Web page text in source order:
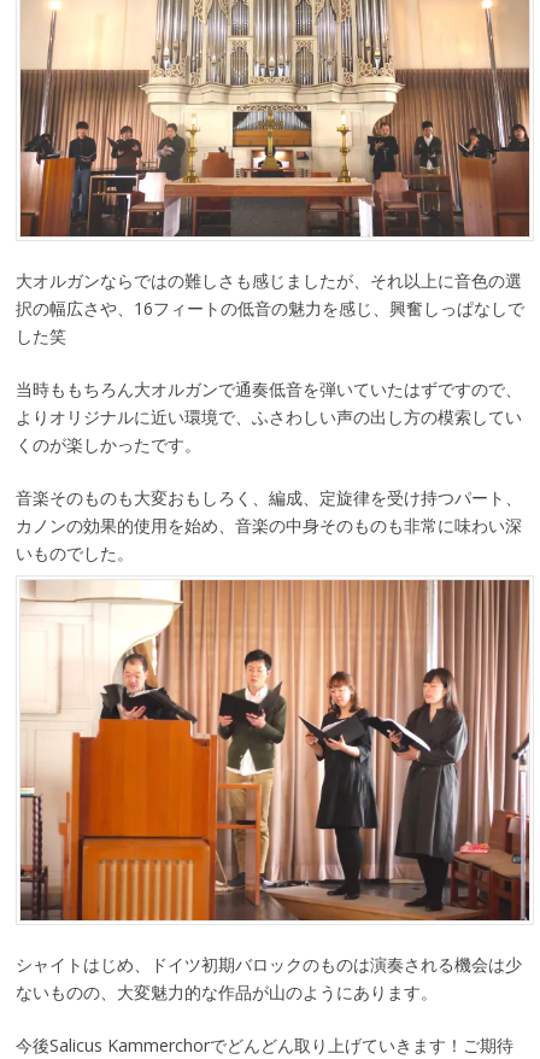
大オルガンならではの難しさも感じましたが、それ以上に音色の選
択の幅広さや、16フィートの低音の魅力を感じ、興奮しっぱなしで
した笑
当時ももちろん大オルガンで通奏低音を弾いていたはずですので、
よりオリジナルに近い環境で、ふさわしい声の出し方の模索してい
くのが楽しかったです。
音楽そのものも大変おもしろく、編成、定旋律を受け持つパート、
カノンの効果的使用を始め、音楽の中身そのものも非常に味わい深
いものでした。
シャイトはじめ、ドイツ初期バロックのものは演奏される機会は少
ないものの、大変魅力的な作品が山のようにあります。
今後Salicus Kammerchorでどんどん取り上げていきます！ご期待